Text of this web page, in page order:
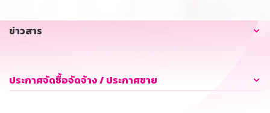
ข่าวสาร
ประกาศจัดซื้อจัดจ้าง / ประกาศขาย